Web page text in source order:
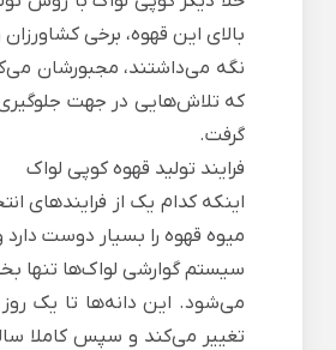
بالای این قهوه، برخی
نگه می‌داشتند، مجبورشان
که تلاش‌هایی در جهت جلوگیری
گرفت.
فرایند تولید قهوه کوپی لواک
اینکه کدام یک از
میوه قهوه را بسیار دوست
سیستم گوارشی لواک‌ها تنها
می‌شود. این دانه‌ها تا یک
تغییر می‌کند و سپس کاملا